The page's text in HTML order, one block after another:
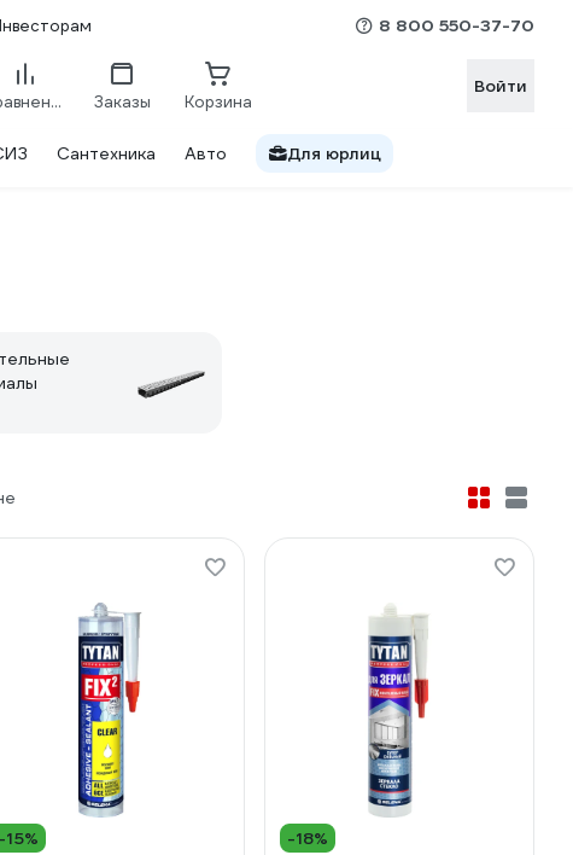
8 800 550-37-70
Сравнение Заказы Корзина
Войти
Сантехника Авто Для юрлиц
-15% -18%